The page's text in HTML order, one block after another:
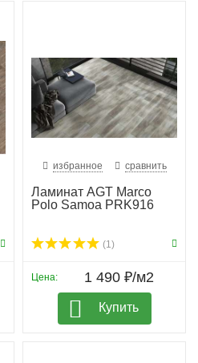
избранное сравнить
Ламинат AGT Marco
Polo Samoa PRK916
(1)
Цена: 1 490 ₽/м2
Купить